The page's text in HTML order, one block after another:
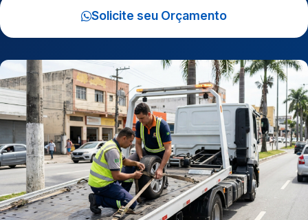
Solicite seu Orçamento